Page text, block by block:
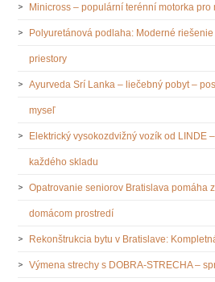
Minicross – populární terénní motorka pro
Polyuretánová podlaha: Moderné
priestory
Ayurveda Srí Lanka – liečebný pobyt –
myseľ
Elektrický vysokozdvižný vozík od LINDE
každého skladu
Opatrovanie seniorov Bratislava pomáha
domácom prostredí
Rekonštrukcia bytu v Bratislave:
Výmena strechy s DOBRA-STRECHA –